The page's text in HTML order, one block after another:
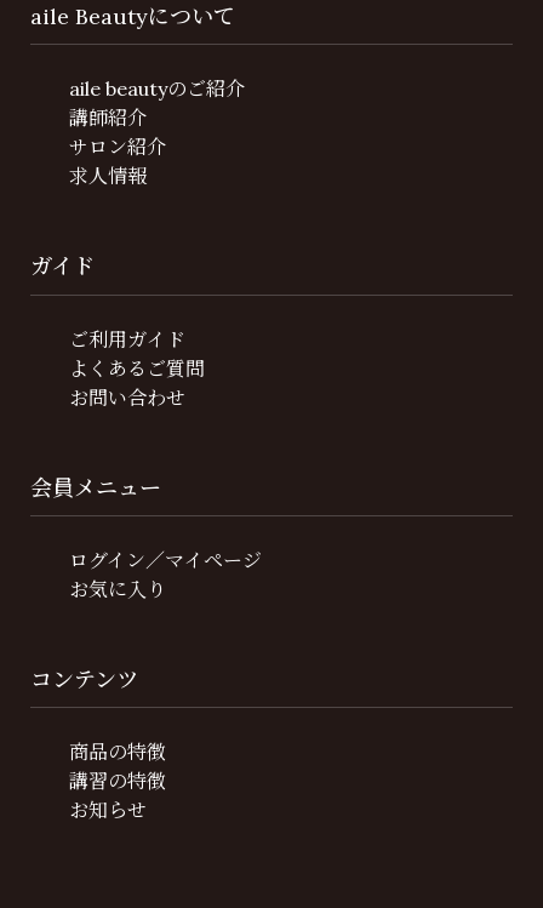
aile Beautyについて
aile beautyのご紹介
講師紹介
サロン紹介
求人情報
ガイド
ご利用ガイド
よくあるご質問
お問い合わせ
会員メニュー
ログイン／マイページ
お気に入り
コンテンツ
商品の特徴
講習の特徴
お知らせ